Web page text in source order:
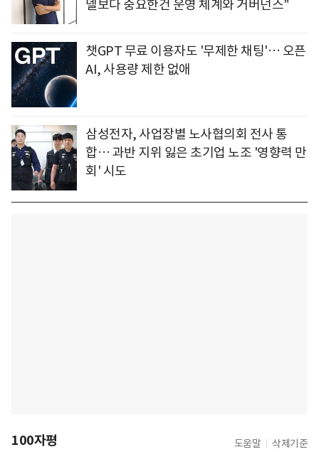
델보다 중요한건 운영 체계와 거버넌스"
챗GPT 무료 이용자도 '무제한 채팅'… 오픈
AI, 사용량 제한 없애
삼성전자, 사업장별 노사협의회 전사 통
합… 과반 지위 잃은 초기업 노조 '영향력 만
회' 시도
100자평 도움말 삭제기준